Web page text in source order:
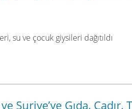
su ve çocuk giysileri dağıtıldı
Suriye’ye Gıda, Çadır,